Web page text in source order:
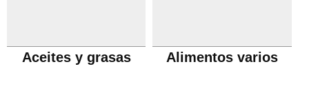
Aceites y grasas Alimentos varios